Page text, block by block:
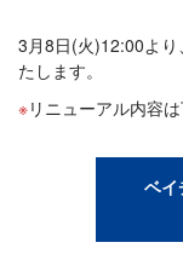
3月8日(火)12:00よ
たします。
リニューアル内容
ベイ